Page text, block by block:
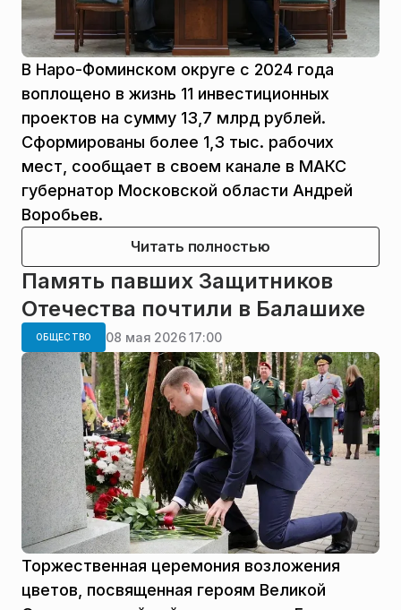
В Наро-Фоминском округе с 2024 года
воплощено в жизнь 11 инвестиционных
проектов на сумму 13,7 млрд рублей.
Сформированы более 1,3 тыс. рабочих
мест, сообщает в своем канале в МАКС
губернатор Московской области Андрей
Воробьев.
Читать полностью
Память павших Защитников
Отечества почтили в Балашихе
ОБЩЕСТВО 08 мая 2026 17:00
Торжественная церемония возложения
цветов, посвященная героям Великой